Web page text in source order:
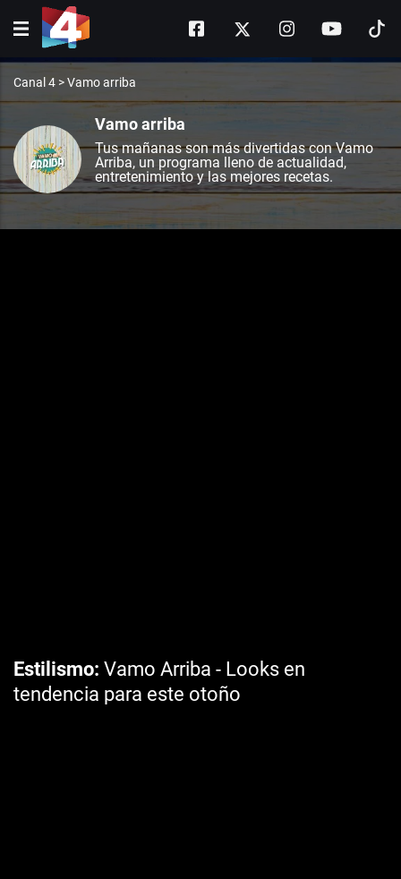
Canal 4 >Vamo arriba
Vamo arriba
Tus mañanas son más divertidas con Vamo
Arriba, un programa lleno de actualidad,
entretenimiento y las mejores recetas.
Estilismo Vamo Arriba - Looks en
tendencia para este otoño